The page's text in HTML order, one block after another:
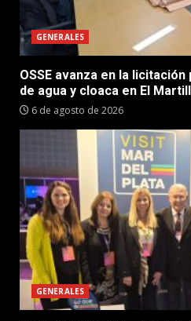
GENERALES
OSSE avanza en la
de agua y cloaca en El
6 de agosto de 2026
GENERALES